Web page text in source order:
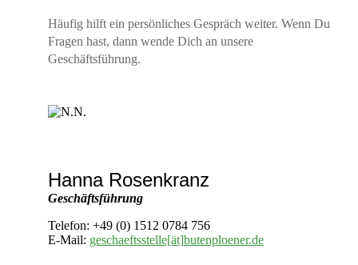
Häufig hilft ein persönliches Gespräch weiter. Wenn Du
Fragen hast, dann wende Dich an unsere
Geschäftsführung.
Hanna Rosenkranz
Geschäftsführung
Telefon: +49 (0) 1512 0784 756
E-Mail: geschaeftsstelle[ät]butenploener.de